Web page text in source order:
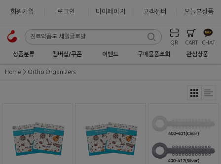
회원가입 로그인 마이페이지 고객센터 오늘본상품
QR CART CHAT
상품분류 멤버십/쿠폰 이벤트 구매물품조회 관심상품
Home Ortho Organizers